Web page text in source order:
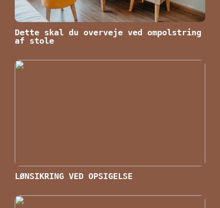
Dette skal du overveje ved ompolstring
af stole
LØNSIKRING VED OPSIGELSE